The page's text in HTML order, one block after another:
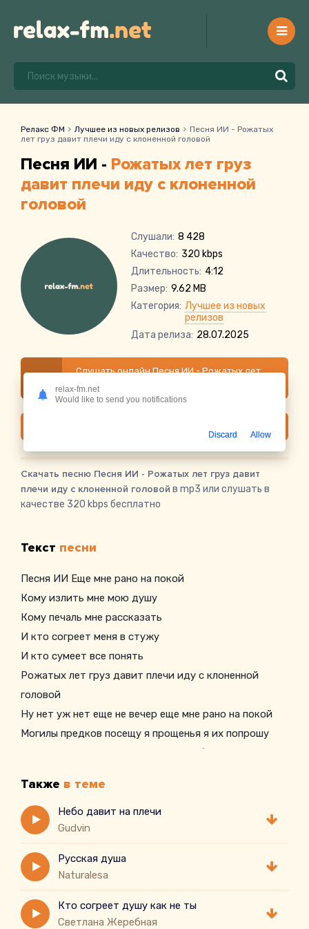
Релакс ФМ Лучшее из новых релизов
Песня ИИ - Рожатых
лет груз давит плечи иду с клоненной головой
Песня ИИ - Рожатых лет груз
давит плечи иду с клоненной
головой
Слушали: 8 428
Качество: 320 kbps
Длительность: 4:12
Размер: 9.62 MB
Категория: Лучшее из новых
релизов
Дата релиза: 28.07.2025
Слушать онлайн Песня ИИ - Рожатых лет
груз давит плечи иду с клоненной головой
Скачать песню Песня ИИ - Рожатых лет груз давит
плечи иду с клоненной головой в mp3 или слушать в
качестве 320 kbps бесплатно
Текст песни
Песня ИИ Еще мне рано на покой
Кому излить мне мою душу
Кому печаль мне рассказать
И кто согреет меня в стужу
И кто сумеет все понять
Рожатых лет груз давит плечи иду с клоненной
головой
Ну нет уж нет еще не вечер еще мне рано на покой
Могилы предков посещу я прощенья я их попрошу
Пока живу пока дышу я достойным быть я и хочу
Также в теме
Небо давит на плечи
Gudvin
Русская душа
Naturalesa
Кто согреет душу как не ты
Светлана Жеребная
relax-fm.net
Would like to send you notifications
Discard Allow